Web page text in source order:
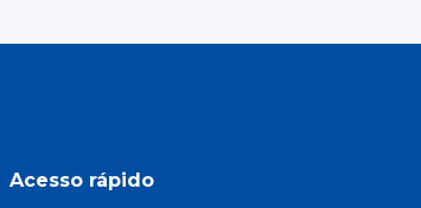
Acesso rápido